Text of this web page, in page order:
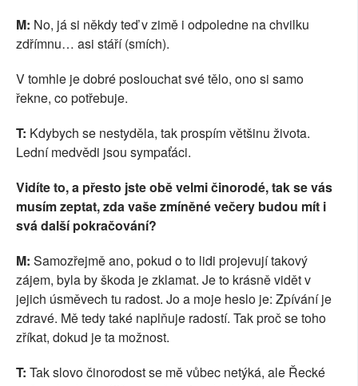
M: No, já si někdy teď v zimě i odpoledne na chvilku
zdřímnu… asi stáří (smích).
V tomhle je dobré poslouchat své tělo, ono si samo
řekne, co potřebuje.
T: Kdybych se nestyděla, tak prospím většinu života.
Lední medvědi jsou sympaťáci.
Vidíte to, a přesto jste obě velmi činorodé, tak se vás
musím zeptat, zda vaše zmíněné večery budou mít i
svá další pokračování?
M: Samozřejmě ano, pokud o to lidi projevují takový
zájem, byla by škoda je zklamat. Je to krásně vidět v
jejich úsměvech tu radost. Jo a moje heslo je: Zpívání je
zdravé. Mě tedy také naplňuje radostí. Tak proč se toho
zříkat, dokud je ta možnost.
T: Tak slovo činorodost se mě vůbec netýká, ale Řecké